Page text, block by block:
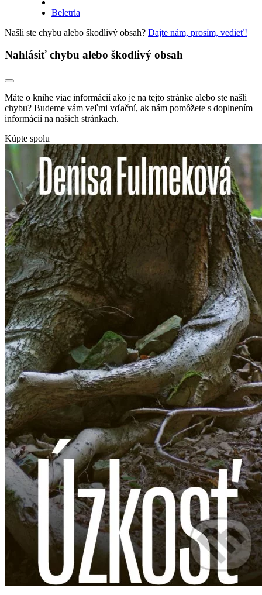
Beletria
Našli ste chybu alebo škodlivý obsah? Dajte nám, prosím, vedieť!
Nahlásiť chybu alebo škodlivý obsah
Máte o knihe viac informácií ako je na tejto stránke alebo ste našli
chybu? Budeme vám veľmi vďační, ak nám pomôžete s doplnením
informácií na našich stránkach.
Kúpte spolu